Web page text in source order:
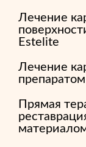
Лечение
Estelite
Лечение
Прямая